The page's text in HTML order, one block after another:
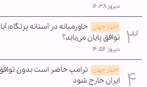
دیروز ۱۶:۳۸
اخبار جهان خاورمیانه در آستانه پرتگاه؛
توافق پایان می‌یابد؟
دیروز ۱۴:۵۶
اخبار جهان ترامپ حاضر است بدون
ایران خارج شود